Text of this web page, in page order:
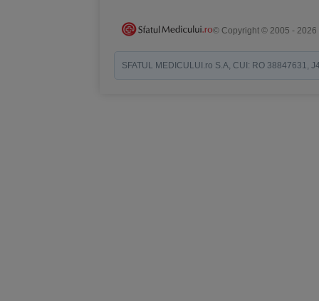
© Copyright © 2005 - 2026
SFATUL MEDICULUI.ro S.A, CUI: RO 38847631,